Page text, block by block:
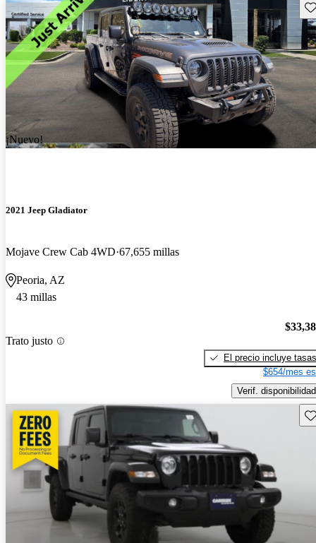
¡Nuevo!
2021 Jeep Gladiator
Mojave Crew Cab 4WD 67,655 millas
Peoria, AZ
43 millas
Trato justo
El precio incluye tasas
$654/mes
Verif. disponibilidad